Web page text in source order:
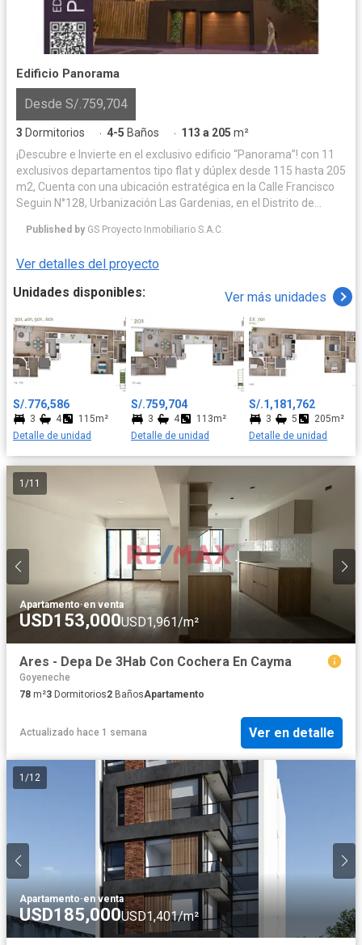
Edificio Panorama
Desde S/.759,704
3 Dormitorios · 4-5 Baños · 113 a 205 m²
¡Descubre e Invierte en el exclusivo edificio “Panorama”! con 11
exclusivos departamentos tipo flat y dúplex desde 115 hasta 205
m2, Cuenta con una ubicación estratégica en la Calle Francisco
Seguin N°128, Urbanización Las Gardenias, en el Distrito de
Astete) Este proyecto está rodeado de hermosos parques
distribución funcional en cada nivel, este edificio ofrece una
excelente iluminación y ventilación natural. Cada unidad
inmobiliaria cuenta con sala comedor, baño de visita, terrazas
con zonas de BBQ, opciones de cocina cerrada o abierta con
muebles altos, bajos y tableros de granito y cuarzo, patio
lavandería, cuarto y baño de servicio, estar TV familiar y 3
dormitorios con amplios closets, el principal incluye su propio
baño y los otros 2 dormitorios comparten un baño secundario
Todos los departamentos cuentan con uno o dos
estacionamientos y un depósito a elección del cliente. ¡Te
invitamos a visitar nuestra caseta de ventas en la Calle Francisco
Astete), todos los días de 9:00 am a 06:00 pm para conocer más
sobre esta gran oportunidad!
Published by GS Proyecto Inmobiliario S.A.C.
Ver detalles del proyecto
Unidades disponibles:
Ver más unidades
S/.776,586
3 4
115m²
Detalle de unidad
S/.759,704
3 4
113m²
Detalle de unidad
S/.1,181,762
3 5
205m²
Detalle de unidad
1 /11
Apartamento·en venta
USD153,000USD1,961/m²
Ares - Depa De 3Hab Con Cochera En Cayma
Goyeneche
78 m²3 Dormitorios2 BañosApartamento
Actualizado hace 1 semana Ver en detalle
1 /12
Apartamento·en venta
USD185,000USD1,401/m²